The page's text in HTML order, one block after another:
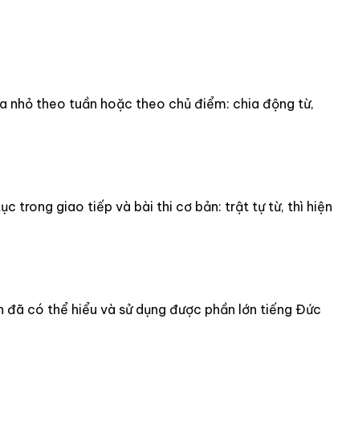
nhỏ theo tuần hoặc theo chủ điểm: chia động từ,
trong giao tiếp và bài thi cơ bản: trật tự từ, thì hiện
có thể hiểu và sử dụng được phần lớn tiếng Đức